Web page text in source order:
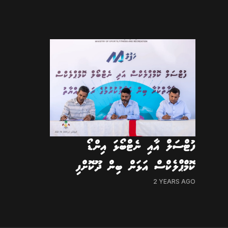
ފުޓްސަލް އާއި ނެޓްބޯޅަ އިންޑޯ
ކޮމްޕްލެކްސް އަޅަން ބިން ދޫކޮށްފި
2 YEARS AGO